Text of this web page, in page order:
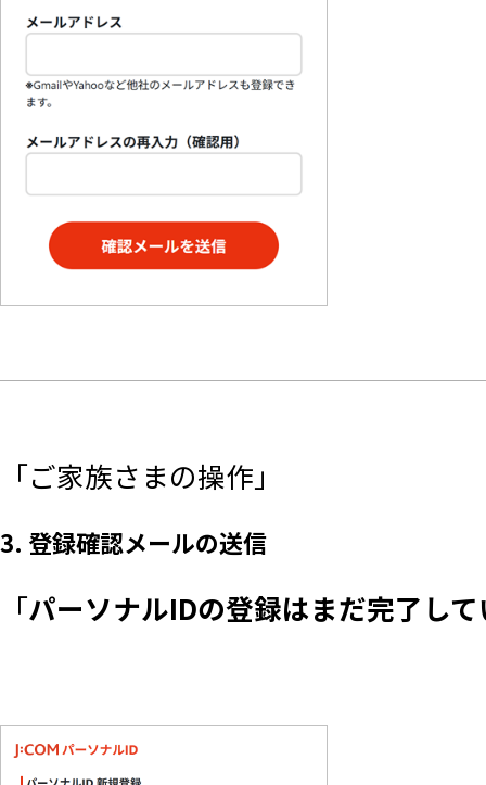
「ご家族さまの操作」
3. 登録確認メールの送信
「パーソナルIDの登録はまだ完了し